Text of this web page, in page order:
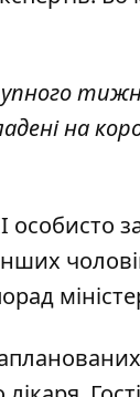
на
особисто